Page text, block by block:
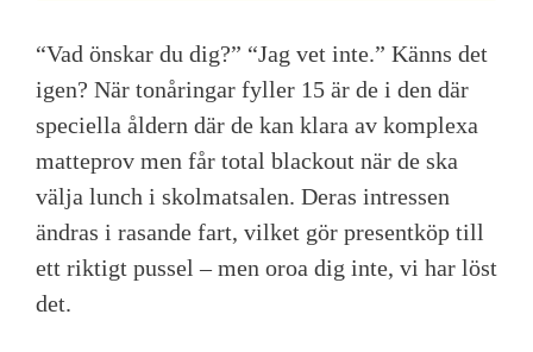
“Vad önskar du dig?” “Jag vet inte.” Känns det
igen? När tonåringar fyller 15 är de i den där
speciella åldern där de kan klara av komplexa
matteprov men får total blackout när de ska
välja lunch i skolmatsalen. Deras intressen
ändras i rasande fart, vilket gör presentköp till
ett riktigt pussel – men oroa dig inte, vi har löst
det.